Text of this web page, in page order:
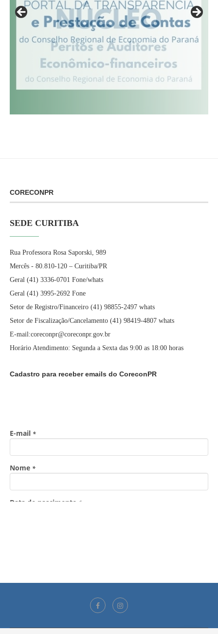
CORECONPR
SEDE CURITIBA
Rua Professora Rosa Saporski, 989
Mercês - 80.810-120 – Curitiba/PR
Geral (41) 3336-0701 Fone/whats
Geral (41) 3995-2692 Fone
Setor de Registro/Financeiro (41) 98855-2497 whats
Setor de Fiscalização/Cancelamento (41) 98419-4807 whats
E-mail:coreconpr@coreconpr.gov.br
Horário Atendimento: Segunda a Sexta das 9:00 as 18:00 horas
Cadastro para receber emails do CoreconPR